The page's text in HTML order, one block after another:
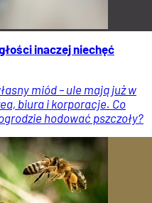
inaczej niechęć
miód – ule mają już w
biura i korporacje. Co
hodować pszczoły?